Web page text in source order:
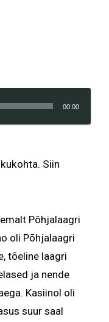
00:00
Siin
Põhjalaagri
oli Põhjalaagri
tõeline laagri
ja nende
Kasiinol oli
suur saal